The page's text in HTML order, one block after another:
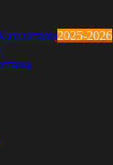
2025-2026